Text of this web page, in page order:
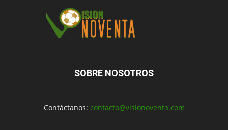
SOBRE NOSOTROS
Contáctanos: contacto@visionoventa.com